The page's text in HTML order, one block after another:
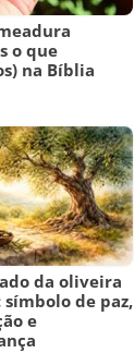
o que
na Bíblia
da oliveira
de paz,
e